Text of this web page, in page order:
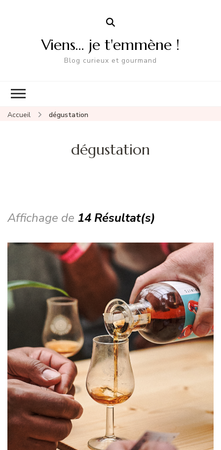
Viens… je t'emmène !
Blog curieux et gourmand
Accueil dégustation
dégustation
Affichage de 14 Résultat(s)